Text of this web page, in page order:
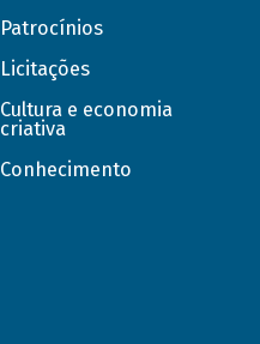
Patrocínios
Licitações
Cultura e economia
criativa
Conhecimento